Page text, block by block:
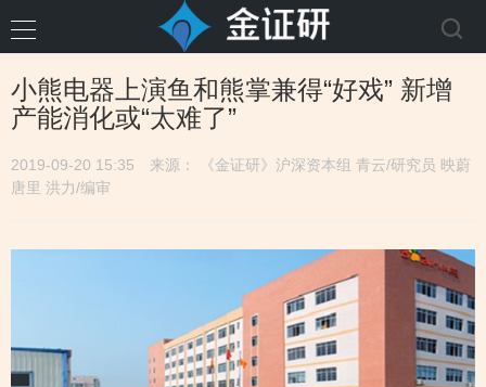
小熊电器上演鱼和熊掌兼得“好戏” 新增
产能消化或“太难了”
2019-09-20 15:35
来源： 《金证研》沪深资本组 青云/研究员 映蔚
唐里 洪力/编审